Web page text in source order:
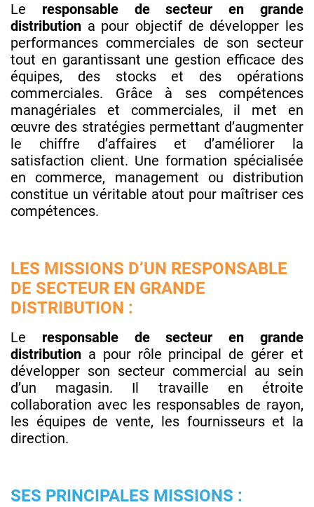
Le responsable de secteur en grande
distribution a pour objectif de développer les
performances commerciales de son secteur
tout en garantissant une gestion efficace des
équipes, des stocks et des opérations
commerciales. Grâce à ses compétences
managériales et commerciales, il met en
œuvre des stratégies permettant d’augmenter
le chiffre d’affaires et d’améliorer la
satisfaction client. Une formation spécialisée
en commerce, management ou distribution
constitue un véritable atout pour maîtriser ces
compétences.
LES MISSIONS D’UN RESPONSABLE
DE SECTEUR EN GRANDE
DISTRIBUTION :
Le responsable de secteur en grande
distribution a pour rôle principal de gérer et
développer son secteur commercial au sein
d’un magasin. Il travaille en étroite
collaboration avec les responsables de rayon,
les équipes de vente, les fournisseurs et la
direction.
SES PRINCIPALES MISSIONS :